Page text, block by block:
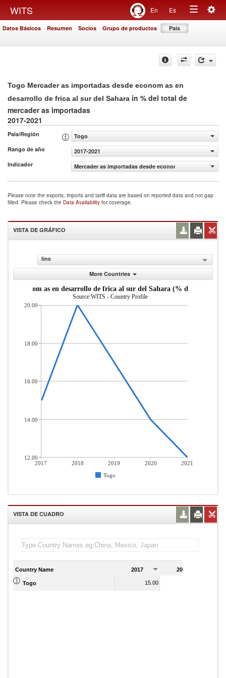
WITS En Es
Toggle
Datos Básicos Resumen Socios Grupo de productos País
Togo Mercader as importadas desde econom as en
desarrollo de frica al sur del Sahara in % del total de
mercader as importadas
2017-2021
País/Región
Togo
Rango de año
2017-2021
Indicador
Mercader as importadas desde econom as en
Please note the exports, imports and tariff data are based on reported data and not gap
filled. Please check the Data Availability for coverage.
VISTA DE GRÁFICO
line
More Countries
Mercader as importadas desde econom as en desarrollo de frica al sur del
Source:WITS - Country Profile
2017 2018 2019 2020
2021
Togo
20.00
18.00
16.00
14.00
12.00
VISTA DE CUADRO
Country Name 2017 2018
Togo 15.00